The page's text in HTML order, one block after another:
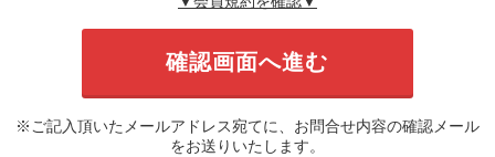
※ご記入頂いたメールアドレス宛てに、お問合せ内容の確認メール
をお送りいたします。